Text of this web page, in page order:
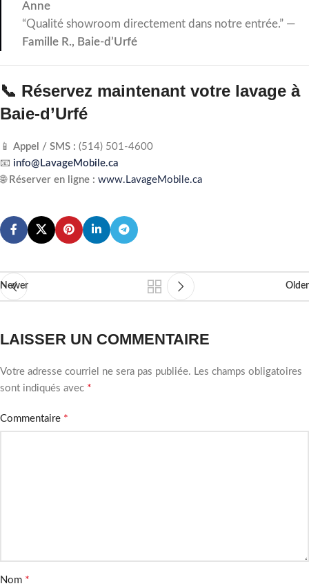
Anne
“Qualité showroom directement dans notre entrée.” —
Famille R., Baie-d’Urfé
📞 Réservez maintenant votre lavage à
Baie-d’Urfé
📱 Appel / SMS : (514) 501-4600
📧 info@LavageMobile.ca
🌐 Réserver en ligne : www.LavageMobile.ca
Newer Older
LAISSER UN COMMENTAIRE
Votre adresse courriel ne sera pas publiée. Les champs obligatoires
sont indiqués avec *
Commentaire *
Nom *